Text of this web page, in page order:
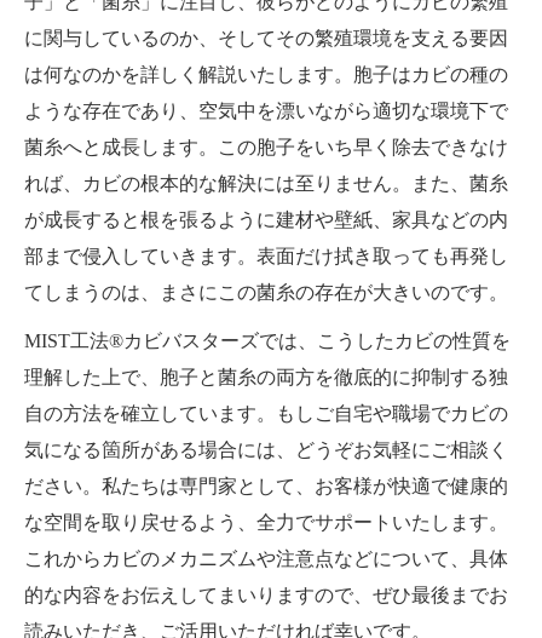
に関与しているのか、そしてその繁殖環境を支える要因
は何なのかを詳しく解説いたします。胞子はカビの種の
ような存在であり、空気中を漂いながら適切な環境下で
菌糸へと成長します。この胞子をいち早く除去できなけ
れば、カビの根本的な解決には至りません。また、菌糸
が成長すると根を張るように建材や壁紙、家具などの内
部まで侵入していきます。表面だけ拭き取っても再発し
てしまうのは、まさにこの菌糸の存在が大きいのです。
MIST工法®カビバスターズでは、こうしたカビの性質を
理解した上で、胞子と菌糸の両方を徹底的に抑制する独
自の方法を確立しています。もしご自宅や職場でカビの
気になる箇所がある場合には、どうぞお気軽にご相談く
ださい。私たちは専門家として、お客様が快適で健康的
な空間を取り戻せるよう、全力でサポートいたします。
これからカビのメカニズムや注意点などについて、具体
的な内容をお伝えしてまいりますので、ぜひ最後までお
読みいただき、ご活用いただければ幸いです。